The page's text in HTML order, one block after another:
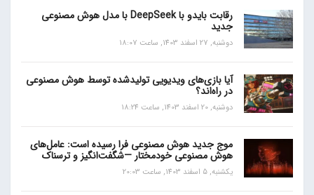
رقابت بایدو با DeepSeek با مدل هوش مصنوعی
جدید
دوشنبه, 27 اسفند 1403, ساعت 18:07
آیا بازی‌های ویدیویی تولیدشده توسط هوش مصنوعی
در راه‌اند؟
دوشنبه, 20 اسفند 1403, ساعت 18:24
موج جدید هوش مصنوعی فرا رسیده است: عامل‌های
هوش مصنوعی خودمختار —شگفت‌انگیز و ترسناک
یکشنبه, 5 اسفند 1403, ساعت 20:03